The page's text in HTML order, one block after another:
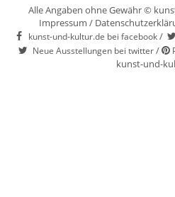
Alle Angaben ohne Gewähr ©
Impressum /
kunst-und-kultur.de bei facebook/
Neue Ausstellungen bei twitter/
kunst-und-